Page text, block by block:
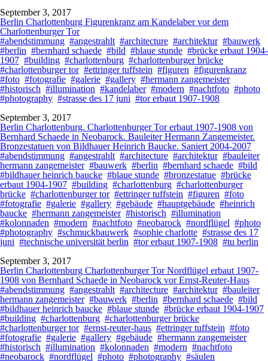
September 3, 2017
Berlin Charlottenburg Figurenkranz am Kandelaber vor dem
Charlottenburger Tor
#abendstimmung #angestrahlt #architecture #architektur #bauwerk
#berlin #bernhard schaede #bild #blaue stunde #brücke erbaut 1904-
1907 #building #charlottenburg #charlottenburger brücke
#charlottenburger tor #ettringer tuffstein #figuren #figurenkranz
#foto #fotografie #galerie #gallery #hermann zangemeister
#historisch #illumination #kandelaber #modern #nachtfoto #photo
#photography #strasse des 17 juni #tor erbaut 1907-1908
September 3, 2017
Berlin Charlottenburg. Charlottenburger Tor erbaut 1907-1908 von
Bernhard Schaede in Neobarock. Bauleiter Hermann Zangemeister.
Bronzestatuen von Bildhauer Heinrich Baucke. Saniert 2004-2007
#abendstimmung #angestrahlt #architecture #architektur #bauleiter
hermann zangemeister #bauwerk #berlin #bernhard schaede #bild
#bildhauer heinrich baucke #blaue stunde #bronzestatue #brücke
erbaut 1904-1907 #building #charlottenburg #charlottenburger
brücke #charlottenburger tor #ettringer tuffstein #figuren #foto
#fotografie #galerie #gallery #gebäude #hauptgebäude #heinrich
baucke #hermann zangemeister #historisch #illumination
#kolonnaden #modern #nachtfoto #neobarock #nordflügel #photo
#photography #schmuckbauwerk #sophie charlotte #strasse des 17
juni #technische universität berlin #tor erbaut 1907-1908 #tu berlin
September 3, 2017
Berlin Charlottenburg Charlottenburger Tor Nordflügel erbaut 1907-
1908 von Bernhard Schaede in Neobarock vor Ernst-Reuter-Haus
#abendstimmung #angestrahlt #architecture #architektur #bauleiter
hermann zangemeister #bauwerk #berlin #bernhard schaede #bild
#bildhauer heinrich baucke #blaue stunde #brücke erbaut 1904-1907
#building #charlottenburg #charlottenburger brücke
#charlottenburger tor #ernst-reuter-haus #ettringer tuffstein #foto
#fotografie #galerie #gallery #gebäude #hermann zangemeister
#historisch #illumination #kolonnaden #modern #nachtfoto
#neobarock #nordflügel #photo #photography #säulen